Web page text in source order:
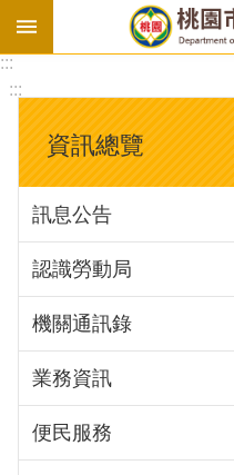
基
法
勞
資
會
庇
護
工
場
進
:::
:::
資訊總覽
訊息公告
認識勞動局
機關通訊錄
業務資訊
便民服務